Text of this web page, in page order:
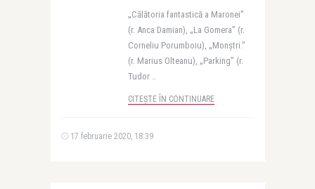
„Călătoria fantastică a Maronei”
(r. Anca Damian), „La Gomera” (r.
Corneliu Porumboiu), „Monștri.”
(r. Marius Olteanu), „Parking” (r.
Tudor ..
CITEȘTE ÎN CONTINUARE
17 februarie 2020, 18:39